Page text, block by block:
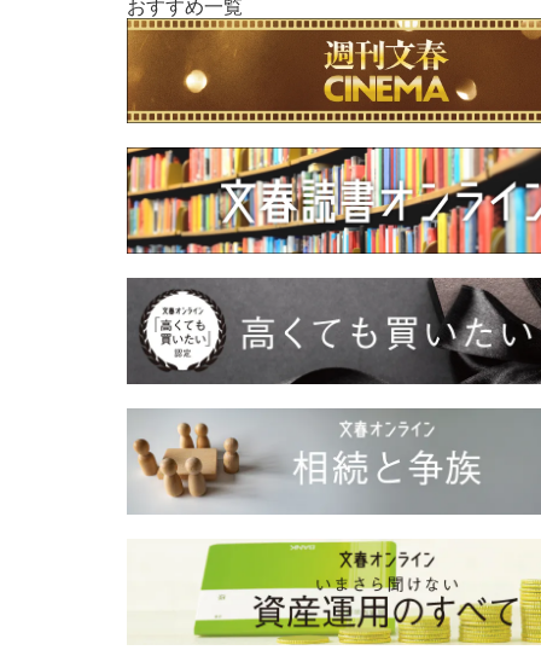
おすすめ一覧